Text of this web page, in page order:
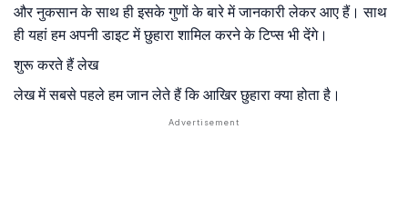
और नुकसान के साथ ही इसके गुणों के बारे में जानकारी लेकर आए हैं। साथ
ही यहां हम अपनी डाइट में छुहारा शामिल करने के टिप्स भी देंगे।
शुरू करते हैं लेख
लेख में सबसे पहले हम जान लेते हैं कि आखिर छुहारा क्या होता है।